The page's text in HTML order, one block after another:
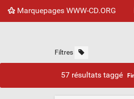
Marquepages WWW-CD.ORG
Filtres
57 résultats taggé